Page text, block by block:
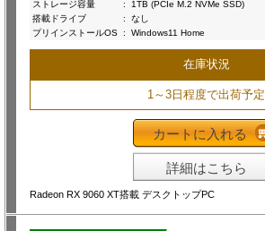
ストレージ容量
:
1TB (PCIe M.2 NVMe SSD)
搭載ドライブ
:
なし
プリインストールOS : Windows11 Home
在庫状況
1～3日程度で出荷予定
カートに入れる
詳細はこちら
Radeon RX 9060 XT搭載 デスクトップPC